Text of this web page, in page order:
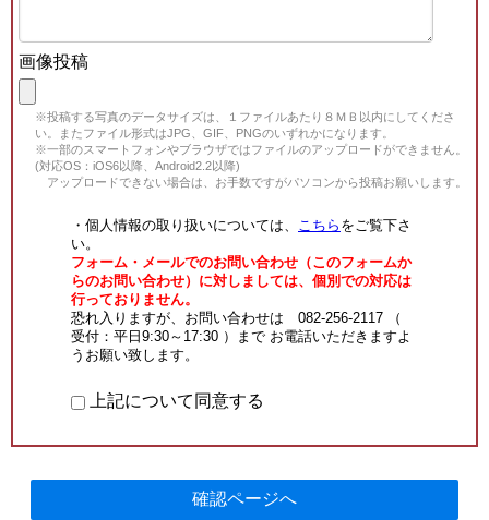
画像投稿
※投稿する写真のデータサイズは、１ファイルあたり８ＭＢ以内にしてくださ
い。またファイル形式はJPG、GIF、PNGのいずれかになります。
※一部のスマートフォンやブラウザではファイルのアップロードができません。
(対応OS：iOS6以降、Android2.2以降)
アップロードできない場合は、お手数ですがパソコンから投稿お願いします。
・個人情報の取り扱いについては、 こちら をご覧下さ
い。
フォーム・メールでのお問い合わせ（このフォームか
らのお問い合わせ）に対しましては、個別での対応は
行っておりません。
恐れ入りますが、お問い合わせは 082-256-2117 （
受付：平日9:30～17:30 ）まで お電話いただきますよ
うお願い致します。
上記について同意する
確認ページへ